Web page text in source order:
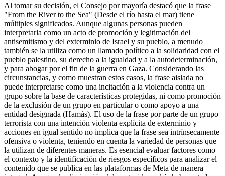
Al tomar su decisión, el Consejo por mayoría destacó que la frase
"From the River to the Sea" (Desde el río hasta el mar) tiene
múltiples significados. Aunque algunas personas pueden
interpretarla como un acto de promoción y legitimación del
antisemitismo y del exterminio de Israel y su pueblo, a menudo
también se la utiliza como un llamado político a la solidaridad con el
pueblo palestino, su derecho a la igualdad y a la autodeterminación,
y para abogar por el fin de la guerra en Gaza. Considerando las
circunstancias, y como muestran estos casos, la frase aislada no
puede interpretarse como una incitación a la violencia contra un
grupo sobre la base de características protegidas, ni como promoción
de la exclusión de un grupo en particular o como apoyo a una
entidad designada (Hamás). El uso de la frase por parte de un grupo
terrorista con una intención violenta explícita de exterminio y
acciones en igual sentido no implica que la frase sea intrínsecamente
ofensiva o violenta, teniendo en cuenta la variedad de personas que
la utilizan de diferentes maneras. Es esencial evaluar factores como
el contexto y la identificación de riesgos específicos para analizar el
contenido que se publica en las plataformas de Meta de manera